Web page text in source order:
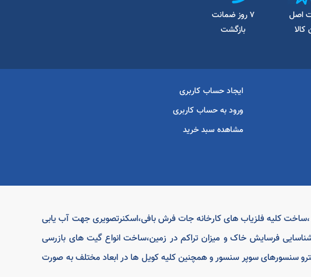
اصل
کالا
7 روز ضمانت
بازگشت
ایجاد حساب کاربری
ورود به حساب کاربری
مشاهده سبد خرید
،ساخت کلیه فلزیاب های کارخانه جات فرش بافی،اسکنرتصویری جهت آب یابی
فرسایش خاک و میزان تراکم در زمین،ساخت انواع گیت های بازرسی
سنسورهای سوپر سنسور و همچنین کلیه کویل ها در ابعاد مختلف به صورت